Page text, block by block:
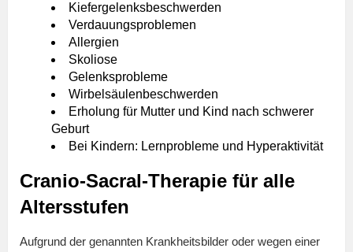
Kiefergelenksbeschwerden
Verdauungsproblemen
Allergien
Skoliose
Gelenksprobleme
Wirbelsäulenbeschwerden
Erholung für Mutter und Kind nach schwerer
Geburt
Bei Kindern: Lernprobleme und Hyperaktivität
Cranio-Sacral-Therapie für alle
Altersstufen
Aufgrund der genannten Krankheitsbilder oder wegen einer